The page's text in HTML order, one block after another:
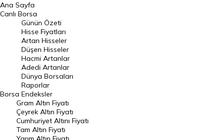
BIST 100 Hisseleri
En Çok Artan Hisseler
En Çok Düşen Hisseler
Hacmi Artanlar
Geçmiş Kapanışlar
Dünya Borsaları
Raporlar
Endeksler
Ana Sayfa
Canlı Borsa
Borsa
Günün Özeti
Hisse Fiyatları
Artan Hisseler
Düşen Hisseler
Hacmi Artanlar
Adedi Artanlar
Dünya Borsaları
Raporlar
Endeksler
Gram Altın Fiyatı
Çeyrek Altın Fiyatı
Cumhuriyet Altını Fiyatı
Tam Altın Fiyatı